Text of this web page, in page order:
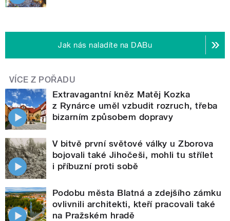
Jak nás naladíte na DABu
VÍCE Z POŘADU
Extravagantní kněz Matěj Kozka
z Rynárce uměl vzbudit rozruch, třeba
bizarním způsobem dopravy
V bitvě první světové války u Zborova
bojovali také Jihočeši, mohli tu střílet
i příbuzní proti sobě
Podobu města Blatná a zdejšího zámku
ovlivnili architekti, kteří pracovali také
na Pražském hradě